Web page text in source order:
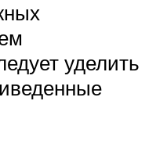
уделить